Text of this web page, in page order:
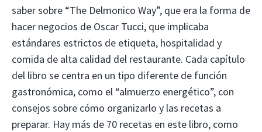
saber sobre “The Delmonico Way”, que era la forma de
hacer negocios de Oscar Tucci, que implicaba
estándares estrictos de etiqueta, hospitalidad y
comida de alta calidad del restaurante. Cada capítulo
del libro se centra en un tipo diferente de función
gastronómica, como el “almuerzo energético”, con
consejos sobre cómo organizarlo y las recetas a
preparar. Hay más de 70 recetas en este libro, como